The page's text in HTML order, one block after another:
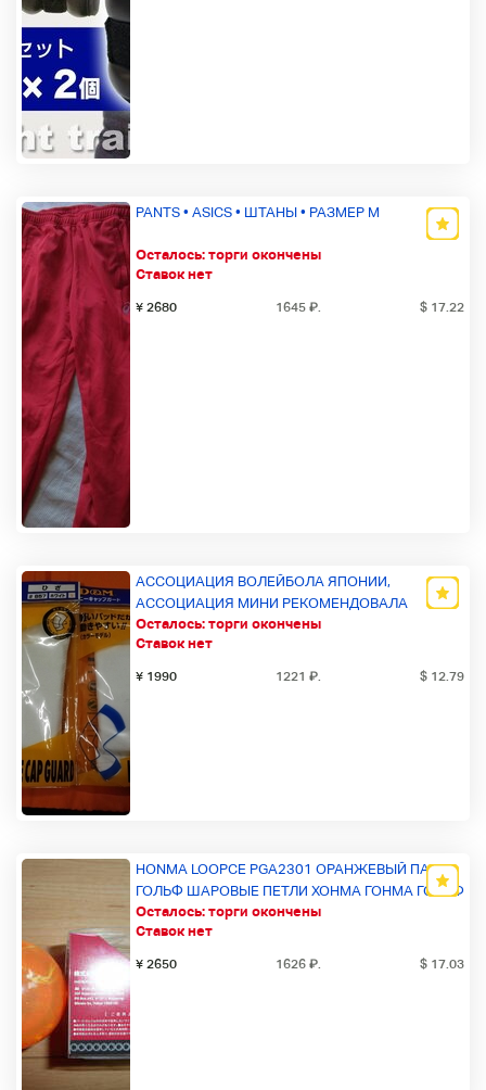
Осталось: торги окончены
Ставок нет
PANTS • ASICS • ШТАНЫ • РАЗМЕР М
¥ 2680 1645 ₽. $ 17.22
Осталось: торги окончены
Ставок нет
АССОЦИАЦИЯ ВОЛЕЙБОЛА ЯПОНИИ,
АССОЦИАЦИЯ МИНИ РЕКОМЕНДОВАЛА
ПРОДУКТЫ / DM / KNEE PAD SUPPORTER / WHITE
/ 2 ШТУКИ НАБОРА / S (ОБХОД КОЛЕНА 28 СМ -
34 СМ)
¥ 1990 1221 ₽. $ 12.79
Осталось: торги окончены
Ставок нет
HONMA LOOPCE PGA2301 ОРАНЖЕВЫЙ ПАРК
ГОЛЬФ ШАРОВЫЕ ПЕТЛИ ХОНМА ГОНМА ГОЛЬФ
¥ 2650 1626 ₽. $ 17.03